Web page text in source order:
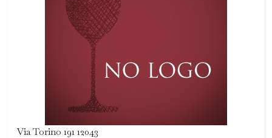
Via Torino 191 12043